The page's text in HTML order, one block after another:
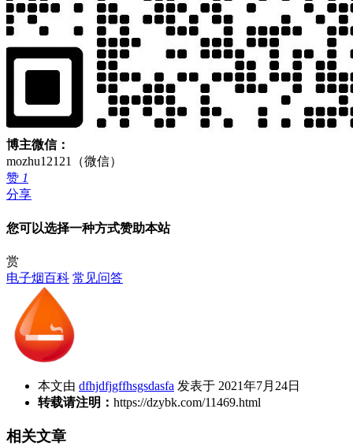
博主微信：
mozhu12121（微信）
赞 1
分享
您可以选择一种方式赞助本站
赏
电子烟百科 常见问答
本文由 dfhjdfjgffhsgsdasfa 发表于 2021年7月24日
转载请注明： https://dzybk.com/11469.html
相关文章